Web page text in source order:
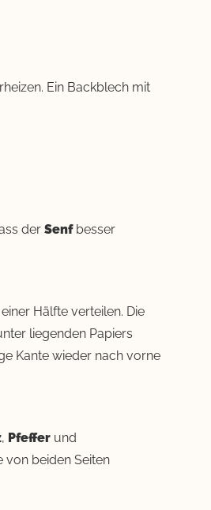
Ein Backblech mit
der Senfbesser
Hälfte verteilen. Die
liegenden Papiers
Kante wieder nach vorne
, Pfeffer und
von beiden Seiten